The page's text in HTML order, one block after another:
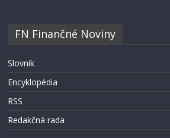
FN Finančné Noviny
Slovník
Encyklopédia
RSS
Redakčná rada